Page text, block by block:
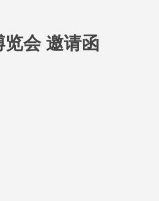
会 邀请函